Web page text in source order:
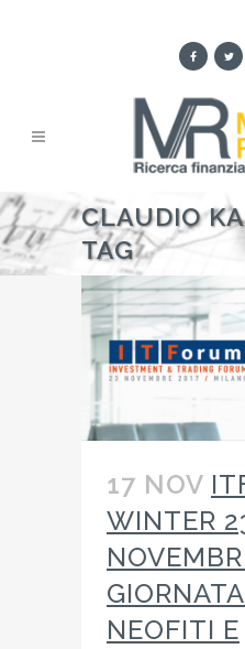
CLAUDIO
TAG
17 NOV
WINTER
NEOFITI E